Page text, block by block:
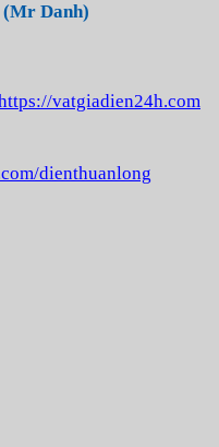
(Mr Danh)
vatgiadien24h.com
dienthuanlong